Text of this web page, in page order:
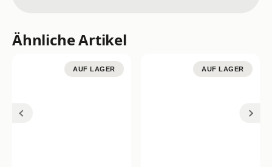
Ähnliche Artikel
AUF LAGER AUF LAGER